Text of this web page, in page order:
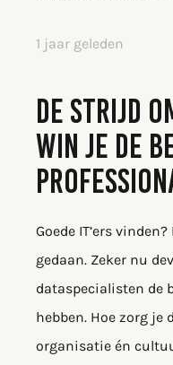
1 jaar geleden
DE STRIJD
WIN JE DE
Goede IT’ers
gedaan. Zeker nu
dataspecialisten de
hebben. Hoe zorg je
organisatie én